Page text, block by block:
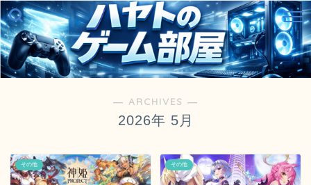
― ARCHIVES ―
2026年 5月
その他 その他